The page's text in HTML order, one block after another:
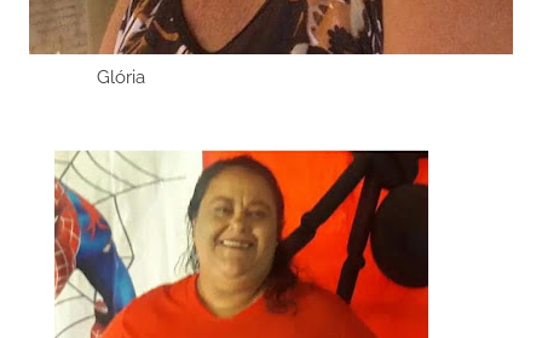
Glória